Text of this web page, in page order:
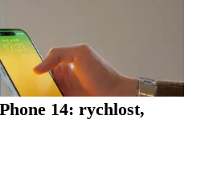
14: rychlost,